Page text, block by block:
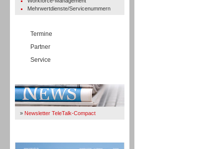
Mehrwertdienste/Servicenummern
Termine
Partner
Service
» Newsletter TeleTalk-Compact